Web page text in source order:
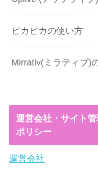
ピカピカの使い方
Mirrativ(ミラティブ)
運営会社・サイト
ポリシー
運営会社